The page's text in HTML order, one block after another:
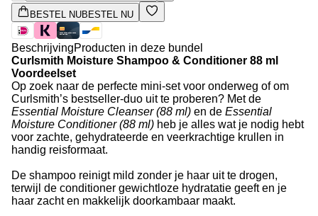
BESTEL NUBESTEL NU
BeschrijvingProducten in deze bundel
Curlsmith Moisture Shampoo & Conditioner 88 ml
Voordeelset
Op zoek naar de perfecte mini-set voor onderweg of om
Curlsmith’s bestseller-duo uit te proberen? Met de
Essential Moisture Cleanser (88 ml) en de Essential
Moisture Conditioner (88 ml) heb je alles wat je nodig hebt
voor zachte, gehydrateerde en veerkrachtige krullen in
handig reisformaat.
De shampoo reinigt mild zonder je haar uit te drogen,
terwijl de conditioner gewichtloze hydratatie geeft en je
haar zacht en makkelijk doorkambaar maakt.